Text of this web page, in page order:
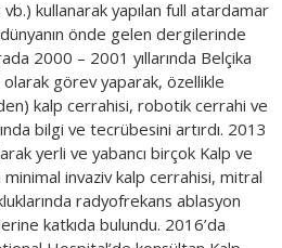
kullanarak yapılan full atardamar
önde gelen dergilerinde
2000 – 2001 yıllarında Belçika
görev yaparak, özellikle
kalp cerrahisi, robotik cerrahi ve
bilgi ve tecrübesini artırdı. 2013
yerli ve yabancı birçok Kalp ve
minimal invaziv kalp cerrahisi, mitral
radyofrekans ablasyon
katkıda bulundu. 2016’da